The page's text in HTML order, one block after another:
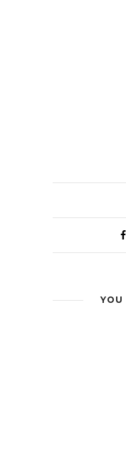
YOU